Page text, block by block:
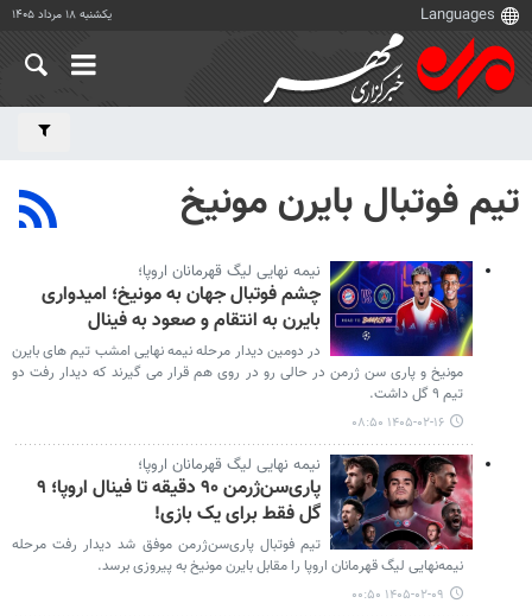
یکشنبه ۱۸ مرداد ۱۴۰۵
تیم فوتبال بایرن مونیخ
نیمه نهایی لیگ قهرمانان اروپا؛
چشم فوتبال جهان به مونیخ؛ امیدواری
بایرن به انتقام و صعود به فینال
در دومین دیدار مرحله نیمه نهایی امشب تیم های بایرن
مونیخ و پاری سن ژرمن در حالی رو در روی هم قرار می گیرند که دیدار رفت دو
تیم ۹ گل داشت.
۱۴۰۵-۰۲-۱۶ ۰۸:۵۰
نیمه نهایی لیگ قهرمانان اروپا؛
پاری‌سن‌ژرمن ۹۰ دقیقه تا فینال اروپا؛ ۹
گل فقط برای یک بازی!
تیم فوتبال پاری‌سن‌ژرمن موفق شد دیدار رفت مرحله
نیمه‌نهایی لیگ قهرمانان اروپا را مقابل بایرن مونیخ به پیروزی برسد.
۱۴۰۵-۰۲-۰۹ ۰۰:۵۰